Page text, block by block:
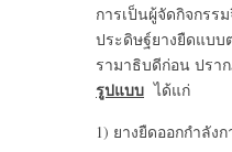
การเป็นผู้จัดกิจกรร
ประดิษฐ์ยางยืดแบบ
รามาธิบดีก่อน ปรา
รูปแบบ ได้แก่
1) ยางยืดออกกำลัง